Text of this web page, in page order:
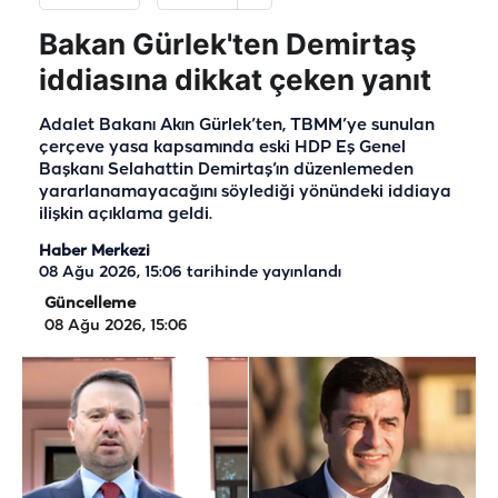
Bakan Gürlek'ten Demirtaş
iddiasına dikkat çeken yanıt
Adalet Bakanı Akın Gürlek’ten, TBMM’ye sunulan
çerçeve yasa kapsamında eski HDP Eş Genel
Başkanı Selahattin Demirtaş’ın düzenlemeden
yararlanamayacağını söylediği yönündeki iddiaya
ilişkin açıklama geldi.
Haber Merkezi
08 Ağu 2026, 15:06 tarihinde yayınlandı
Güncelleme
08 Ağu 2026, 15:06